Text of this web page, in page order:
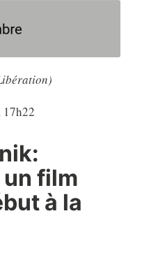
17h22
un film
à la